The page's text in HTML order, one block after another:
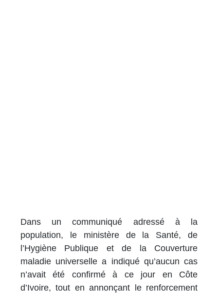
Dans un communiqué adressé à la
population, le ministère de la Santé, de
l’Hygiène Publique et de la Couverture
maladie universelle a indiqué qu’aucun cas
n’avait été confirmé à ce jour en Côte
d’Ivoire, tout en annonçant le renforcement